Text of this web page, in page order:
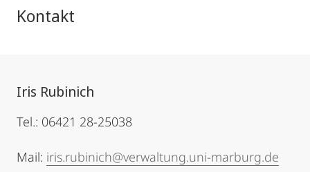
Kontakt
Iris Rubinich
Tel.: 06421 28-25038
Mail: iris.rubinich@verwaltung.uni-marburg.de